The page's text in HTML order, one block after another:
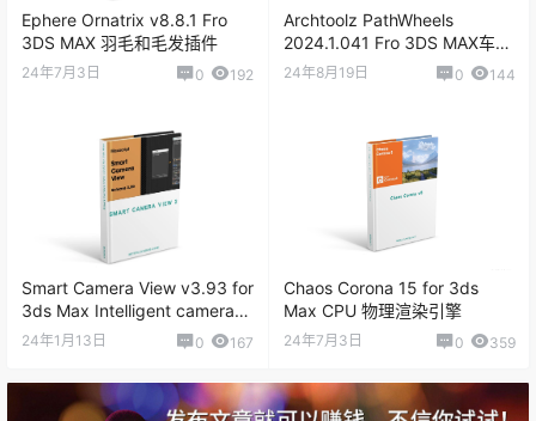
Ephere Ornatrix v8.8.1 Fro
3DS MAX 羽毛和毛发插件
24年7月3日 0 192
Archtoolz PathWheels
2024.1.041 Fro 3DS MAX车辆
绑定插件
24年8月19日 0 144
Smart Camera View v3.93 for
3ds Max Intelligent camera
perspective plugin
24年1月13日 0 167
Chaos Corona 15 for 3ds
Max CPU 物理渲染引擎
24年7月3日 0 359